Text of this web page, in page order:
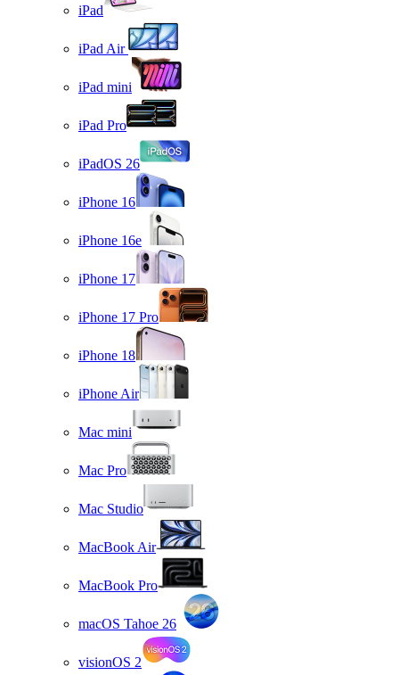
iPad
iPad Air
iPad mini
iPad Pro
iPadOS 26
iPhone 16
iPhone 16e
iPhone 17
iPhone 17 Pro
iPhone 18
iPhone Air
Mac mini
Mac Pro
Mac Studio
MacBook Air
MacBook Pro
macOS Tahoe 26
visionOS 2